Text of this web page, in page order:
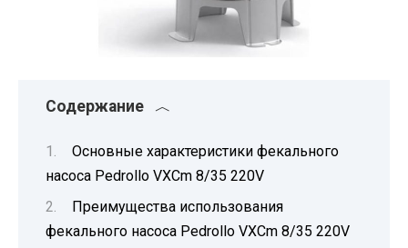
Содержание
Основные характеристики фекального
насоса Pedrollo VXCm 8/35 220V
Преимущества использования
фекального насоса Pedrollo VXCm 8/35 220V